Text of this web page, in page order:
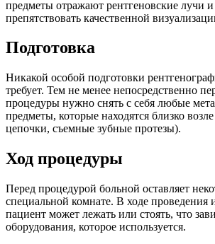
предметы отражают рентгеновские лучи
препятствовать качественной
Подготовка
Никакой особой подготовки
требует. Тем не менее непосредственно
процедуры нужно снять с себя любые
предметы, которые находятся близко
цепочки, съемные зубные протезы).
Ход процедуры
Перед процедурой больной оставляет
специальной комнате. В ходе проведения
пациент может лежать или стоять, что
оборудования, которое используется.